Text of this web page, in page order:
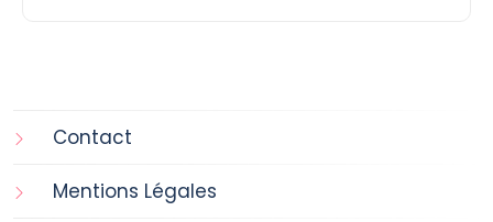
Contact
Mentions Légales